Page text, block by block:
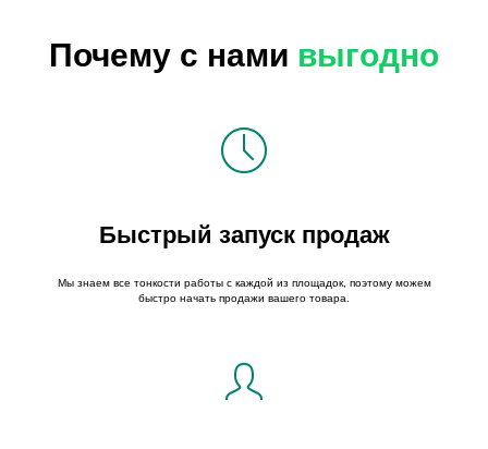
Почему с нами выгодно
Быстрый запуск продаж
Мы знаем все тонкости работы с каждой из площадок, поэтому можем
быстро начать продажи вашего товара.